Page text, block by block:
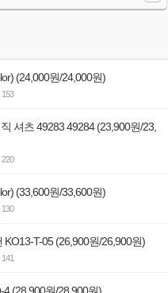
(24,000원/24,000원)
153
셔츠 49283 49284 (23,900원/23,
220
(33,600원/33,600원)
130
T-05 (26,900원/26,900원)
141